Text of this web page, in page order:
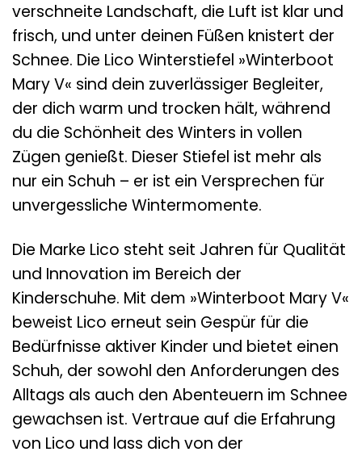
verschneite Landschaft, die Luft ist klar und
frisch, und unter deinen Füßen knistert der
Schnee. Die Lico Winterstiefel »Winterboot
Mary V« sind dein zuverlässiger Begleiter,
der dich warm und trocken hält, während
du die Schönheit des Winters in vollen
Zügen genießt. Dieser Stiefel ist mehr als
nur ein Schuh – er ist ein Versprechen für
unvergessliche Wintermomente.
Die Marke Lico steht seit Jahren für Qualität
und Innovation im Bereich der
Kinderschuhe. Mit dem »Winterboot Mary V«
beweist Lico erneut sein Gespür für die
Bedürfnisse aktiver Kinder und bietet einen
Schuh, der sowohl den Anforderungen des
Alltags als auch den Abenteuern im Schnee
gewachsen ist. Vertraue auf die Erfahrung
von Lico und lass dich von der